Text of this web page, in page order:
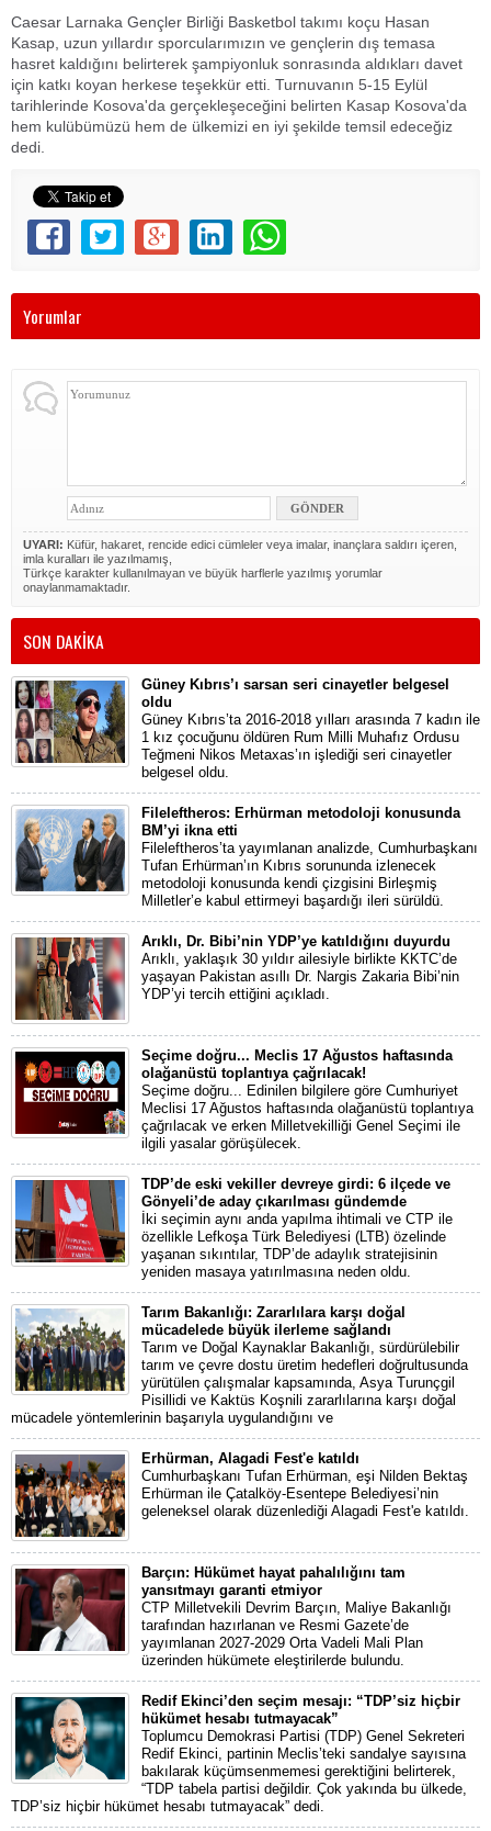
Caesar Larnaka Gençler Birliği Basketbol takımı koçu Hasan
Kasap, uzun yıllardır sporcularımızın ve gençlerin dış temasa
hasret kaldığını belirterek şampiyonluk sonrasında aldıkları davet
için katkı koyan herkese teşekkür etti. Turnuvanın 5-15 Eylül
tarihlerinde Kosova'da gerçekleşeceğini belirten Kasap Kosova'da
hem kulübümüzü hem de ülkemizi en iyi şekilde temsil edeceğiz
dedi.
Yorumlar
UYARI: Küfür, hakaret, rencide edici cümleler veya imalar, inançlara saldırı içeren,
imla kuralları ile yazılmamış,
Türkçe karakter kullanılmayan ve büyük harflerle yazılmış yorumlar
onaylanmamaktadır.
SON DAKİKA
Güney Kıbrıs’ı sarsan seri cinayetler belgesel
oldu
Güney Kıbrıs’ta 2016-2018 yılları arasında 7 kadın ile
1 kız çocuğunu öldüren Rum Milli Muhafız Ordusu
Teğmeni Nikos Metaxas’ın işlediği seri cinayetler
belgesel oldu.
Fileleftheros: Erhürman metodoloji konusunda
BM’yi ikna etti
Fileleftheros’ta yayımlanan analizde, Cumhurbaşkanı
Tufan Erhürman’ın Kıbrıs sorununda izlenecek
metodoloji konusunda kendi çizgisini Birleşmiş
Milletler’e kabul ettirmeyi başardığı ileri sürüldü.
Arıklı, Dr. Bibi’nin YDP’ye katıldığını duyurdu
Arıklı, yaklaşık 30 yıldır ailesiyle birlikte KKTC’de
yaşayan Pakistan asıllı Dr. Nargis Zakaria Bibi’nin
YDP’yi tercih ettiğini açıkladı.
Seçime doğru... Meclis 17 Ağustos haftasında
olağanüstü toplantıya çağrılacak!
Seçime doğru... Edinilen bilgilere göre Cumhuriyet
Meclisi 17 Ağustos haftasında olağanüstü toplantıya
çağrılacak ve erken Milletvekilliği Genel Seçimi ile
ilgili yasalar görüşülecek.
TDP’de eski vekiller devreye girdi: 6 ilçede ve
Gönyeli’de aday çıkarılması gündemde
İki seçimin aynı anda yapılma ihtimali ve CTP ile
özellikle Lefkoşa Türk Belediyesi (LTB) özelinde
yaşanan sıkıntılar, TDP’de adaylık stratejisinin
yeniden masaya yatırılmasına neden oldu.
Tarım Bakanlığı: Zararlılara karşı doğal
mücadelede büyük ilerleme sağlandı
Tarım ve Doğal Kaynaklar Bakanlığı, sürdürülebilir
tarım ve çevre dostu üretim hedefleri doğrultusunda
yürütülen çalışmalar kapsamında, Asya Turunçgil
Pisillidi ve Kaktüs Koşnili zararlılarına karşı doğal
mücadele yöntemlerinin başarıyla uygulandığını ve
Erhürman, Alagadi Fest'e katıldı
Cumhurbaşkanı Tufan Erhürman, eşi Nilden Bektaş
Erhürman ile Çatalköy-Esentepe Belediyesi’nin
geleneksel olarak düzenlediği Alagadi Fest'e katıldı.
Barçın: Hükümet hayat pahalılığını tam
yansıtmayı garanti etmiyor
CTP Milletvekili Devrim Barçın, Maliye Bakanlığı
tarafından hazırlanan ve Resmi Gazete’de
yayımlanan 2027-2029 Orta Vadeli Mali Plan
üzerinden hükümete eleştirilerde bulundu.
Redif Ekinci’den seçim mesajı: “TDP’siz hiçbir
hükümet hesabı tutmayacak”
Toplumcu Demokrasi Partisi (TDP) Genel Sekreteri
Redif Ekinci, partinin Meclis’teki sandalye sayısına
bakılarak küçümsenmemesi gerektiğini belirterek,
“TDP tabela partisi değildir. Çok yakında bu ülkede,
TDP’siz hiçbir hükümet hesabı tutmayacak” dedi.